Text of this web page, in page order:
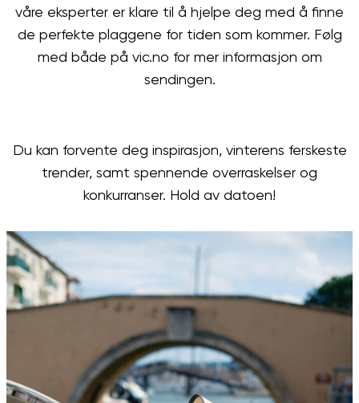
våre eksperter er klare til å hjelpe deg med å finne
de perfekte plaggene for tiden som kommer. Følg
med både på vic.no for mer informasjon om
sendingen.
Du kan forvente deg inspirasjon, vinterens ferskeste
trender, samt spennende overraskelser og
konkurranser. Hold av datoen!